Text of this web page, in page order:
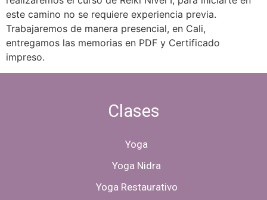
este camino no se requiere experiencia previa.
Trabajaremos de manera presencial, en Cali,
entregamos las memorias en PDF y Certificado
impreso.
Clases
Yoga
Yoga Nidra
Yoga Restaurativo